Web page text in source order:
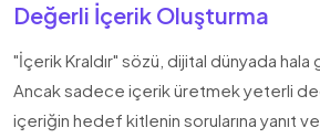
Değerli İçerik Oluşturma
"İçerik Kraldır" sözü, dijital dünyada
Ancak sadece içerik üretmek yeterli
içeriğin hedef kitlenin sorularına yanıt